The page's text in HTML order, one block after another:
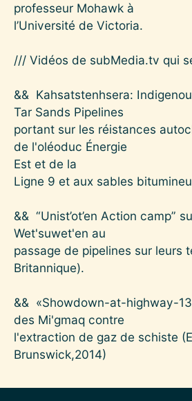
professeur Mohawk à
l’Université de Victoria.
/// Vidéos de subMedia.tv qui
&& Kahsatstenhsera:
Tar Sands Pipelines
portant sur les réistances
de l'oléoduc Énergie
Est et de la
Ligne 9 et aux sables
&& “Unist’ot’en Action camp”
Wet'suwet'en au
passage de pipelines sur leurs
Britannique).
&& «Showdown-at-highway-
des Mi'gmaq contre
l'extraction de gaz de schiste
Brunswick,2014)